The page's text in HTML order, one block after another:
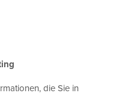
die Sie in